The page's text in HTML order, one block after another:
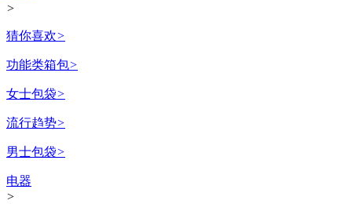
>
猜你喜欢>
功能类箱包>
女士包袋>
流行趋势>
男士包袋>
电器
>